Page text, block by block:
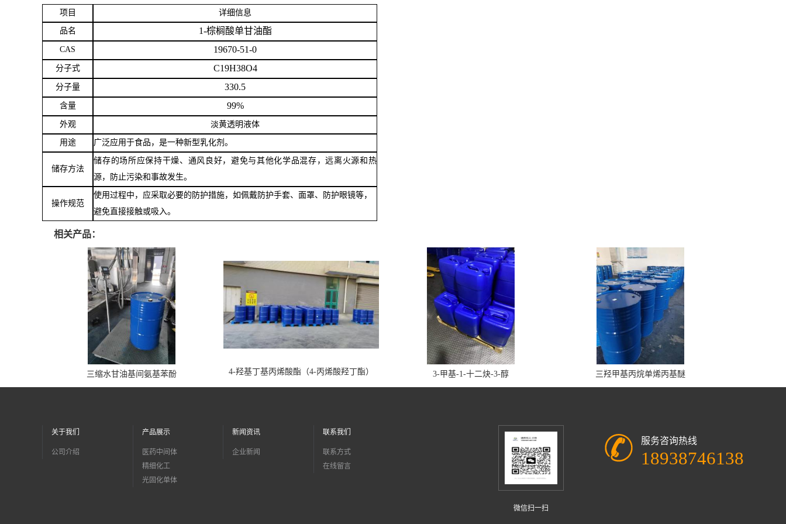
项目 详细信息
品名 1-棕榈酸单甘油酯
CAS 19670-51-0
分子式 C19H38O4
分子量 330.5
含量 99%
外观 淡黄透明液体
用途 广泛应用于食品，是一种新型乳化剂。
储存方法
储存的场所应保持干燥、通风良好，避免与其他化学品混存，远离火源和热
源，防止污染和事故发生。
操作规范
使用过程中，应采取必要的防护措施，如佩戴防护手套、面罩、防护眼镜等，
避免直接接触或吸入。
相关产品：
三缩水甘油基间氨基苯酚 4-羟基丁基丙烯酸酯（4-丙烯酸羟丁酯） 3-甲基-1-十二炔-3-醇 三羟甲基丙烷单烯丙基醚
关于我们
公司介绍
产品展示
医药中间体
精细化工
光固化单体
新闻资讯
企业新闻
联系我们
联系方式
在线留言
微信扫一扫
服务咨询热线
18938746138